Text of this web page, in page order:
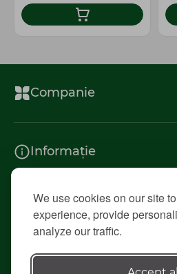
We use cookies on our site
experience, provide
analyze our traffic.
Companie
Informație
Contacte